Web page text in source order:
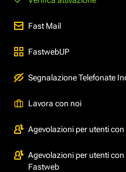
Fast Mail
FastwebUP
Segnalazione Telefonate
Lavora con noi
Agevolazioni per utenti
Agevolazioni per utenti
Fastweb